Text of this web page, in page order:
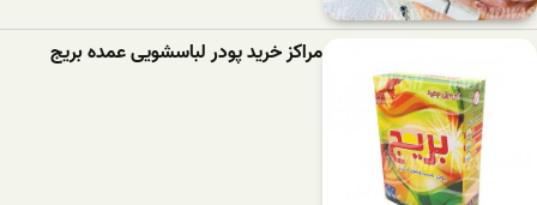
مراکز خرید پودر لباسشویی عمده بریج